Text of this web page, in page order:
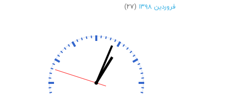
فروردین ۱۳۹۸
(۲۷)